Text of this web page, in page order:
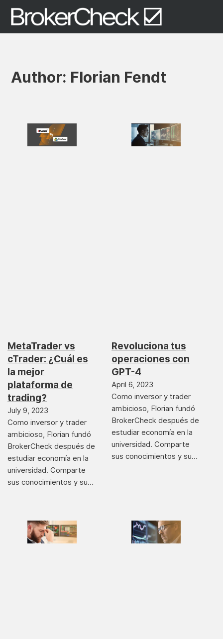
Author: Florian Fendt
MetaTrader vs
cTrader: ¿Cuál es
la mejor
plataforma de
trading?
July 9, 2023
Como inversor y trader
ambicioso, Florian fundó
BrokerCheck después de
estudiar economía en la
universidad. Comparte
sus conocimientos y su…
Revoluciona tus
operaciones con
GPT-4
April 6, 2023
Como inversor y trader
ambicioso, Florian fundó
BrokerCheck después de
estudiar economía en la
universidad. Comparte
sus conocimientos y su…